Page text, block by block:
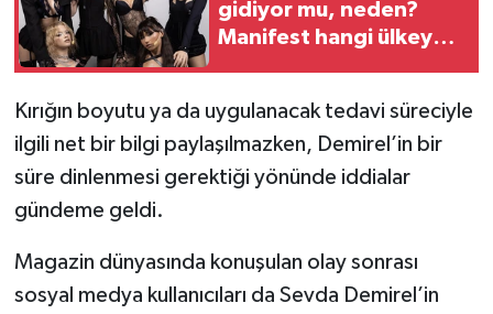
gidiyor mu, neden?
Manifest hangi ülkeye
Kırığın boyutu ya da uygulanacak tedavi süreciyle
ilgili net bir bilgi paylaşılmazken, Demirel’in bir
süre dinlenmesi gerektiği yönünde iddialar
gündeme geldi.
Magazin dünyasında konuşulan olay sonrası
sosyal medya kullanıcıları da Sevda Demirel’in